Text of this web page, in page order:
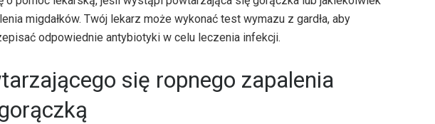
migdałków. Twój lekarz może wykonać test wymazu z gardła, aby
odpowiednie antybiotyki w celu leczenia infekcji.
się ropnego zapalenia